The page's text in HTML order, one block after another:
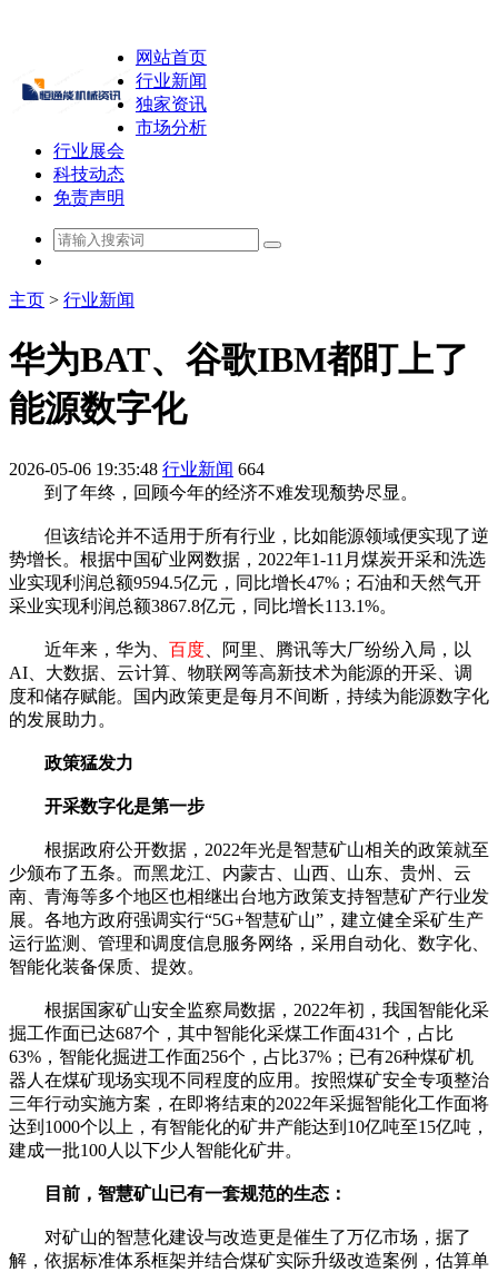
网站首页
行业新闻
独家资讯
市场分析
行业展会
科技动态
免责声明
主页 > 行业新闻
华为BAT、谷歌IBM都盯上了
能源数字化
2026-05-06 19:35:48 行业新闻 664
到了年终，回顾今年的经济不难发现颓势尽显。
但该结论并不适用于所有行业，比如能源领域便实现了逆
势增长。根据中国矿业网数据，2022年1-11月煤炭开采和洗选
业实现利润总额9594.5亿元，同比增长47%；石油和天然气开
采业实现利润总额3867.8亿元，同比增长113.1%。
近年来，华为、 百度 、阿里、腾讯等大厂纷纷入局，以
AI、大数据、云计算、物联网等高新技术为能源的开采、调
度和储存赋能。国内政策更是每月不间断，持续为能源数字化
的发展助力。
政策猛发力
开采数字化是第一步
根据政府公开数据，2022年光是智慧矿山相关的政策就至
少颁布了五条。而黑龙江、内蒙古、山西、山东、贵州、云
南、青海等多个地区也相继出台地方政策支持智慧矿产行业发
展。各地方政府强调实行“5G+智慧矿山”，建立健全采矿生产
运行监测、管理和调度信息服务网络，采用自动化、数字化、
智能化装备保质、提效。
根据国家矿山安全监察局数据，2022年初，我国智能化采
掘工作面已达687个，其中智能化采煤工作面431个，占比
63%，智能化掘进工作面256个，占比37%；已有26种煤矿机
器人在煤矿现场实现不同程度的应用。按照煤矿安全专项整治
三年行动实施方案，在即将结束的2022年采掘智能化工作面将
达到1000个以上，有智能化的矿井产能达到10亿吨至15亿吨，
建成一批100人以下少人智能化矿井。
目前，智慧矿山已有一套规范的生态：
对矿山的智慧化建设与改造更是催生了万亿市场，据了
解，依据标准体系框架并结合煤矿实际升级改造案例，估算单